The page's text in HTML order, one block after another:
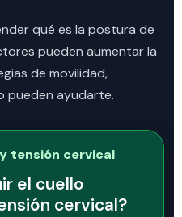
qué es la postura de
pueden aumentar la
de movilidad,
pueden ayudarte.
tensión cervical
el cuello
cervical?